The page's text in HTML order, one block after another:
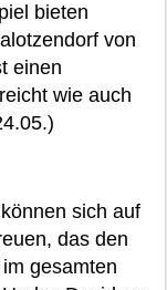
bieten
von
einen
wie auch
sich auf
das den
gesamten